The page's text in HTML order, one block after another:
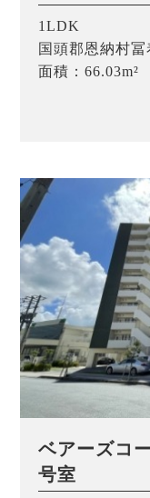
1LDK
国頭郡恩納村冨
面積：66.03m²
ベアーズコ
号室